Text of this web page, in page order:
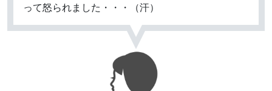
って怒られました・・・（汗）